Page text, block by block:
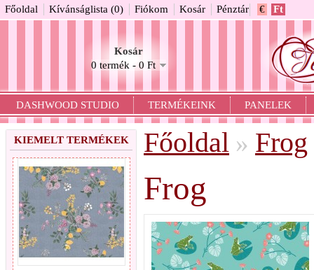
€ Ft
Kosár
0 termék - 0 Ft
Főoldal Kívánságlista (0) Fiókom Kosár Pénztár
DASHWOOD STUDIO TERMÉKEINK PANELEK
KIEMELT TERMÉKEK Főoldal » Frog
Frog